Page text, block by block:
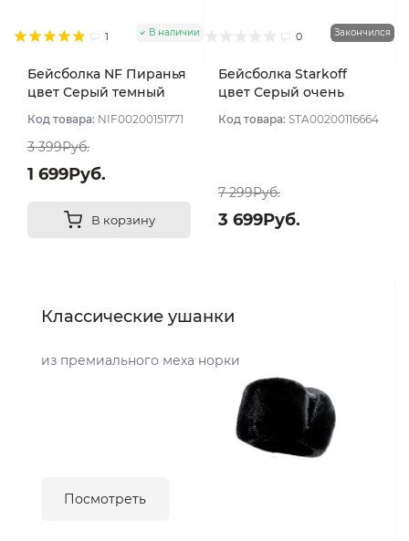
1 В наличии
Бейсболка NF Пиранья
цвет Серый темный
Код товара: NIF00200151771
3 399Руб.
1 699Руб.
В корзину
0 Закончился
Бейсболка Starkoff
цвет Серый очень
Код товара: STA00200116664
7 299Руб.
3 699Руб.
Классические ушанки
из премиального меха норки
Посмотреть